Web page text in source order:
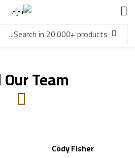
Team
Cody Fisher
Sign in